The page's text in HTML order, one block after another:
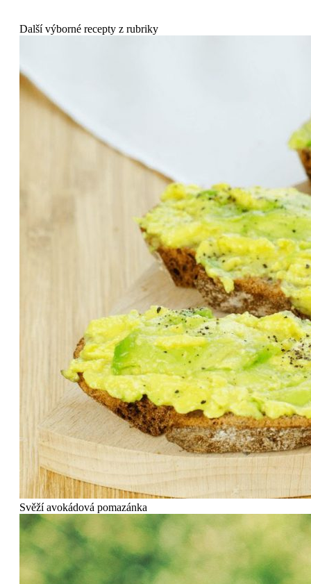
Další výborné recepty z rubriky
Svěží avokádová pomazánka